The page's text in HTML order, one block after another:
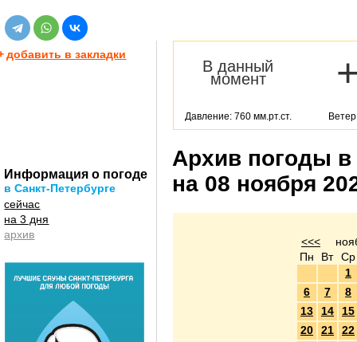
добавить в закладки
Информация о погоде
в Санкт-Петербурге
сейчас
на 3 дня
архив
В данный
момент
Давление: 760 мм.рт.ст.
Архив погоды в
на 08 ноября
<<<
Пн
Вт Ср
1
6
7
8
13
14
15
20
21
22